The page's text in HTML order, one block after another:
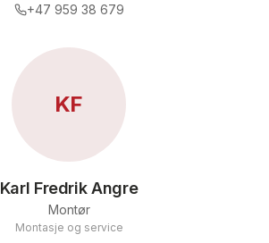
+47 959 38 679
KF
Karl Fredrik Angre
Montør
Montasje og service